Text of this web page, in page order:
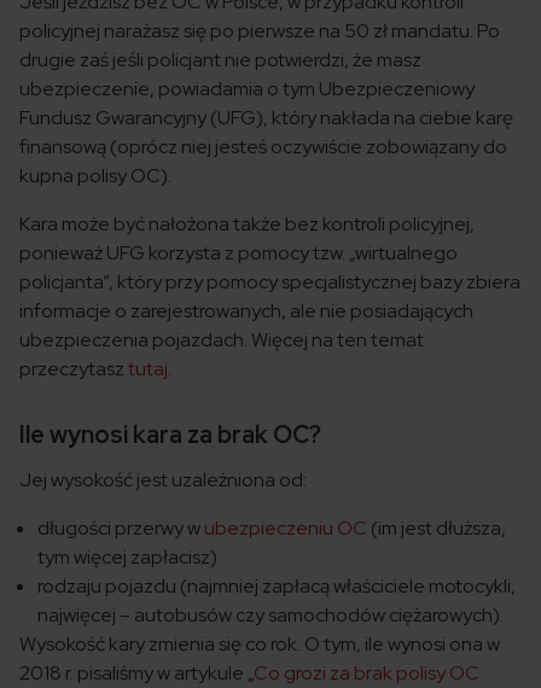
policyjnej narażasz się po pierwsze na 50 zł mandatu. Po
drugie zaś jeśli policjant nie potwierdzi, że masz
ubezpieczenie, powiadamia o tym Ubezpieczeniowy
Fundusz Gwarancyjny (UFG), który nakłada na ciebie karę
finansową (oprócz niej jesteś oczywiście zobowiązany do
kupna polisy OC).
Kara może być nałożona także bez kontroli policyjnej,
ponieważ UFG korzysta z pomocy tzw. „wirtualnego
policjanta”, który przy pomocy specjalistycznej bazy zbiera
informacje o zarejestrowanych, ale nie posiadających
ubezpieczenia pojazdach. Więcej na ten temat
przeczytasztutaj.
Ile wynosi kara za brak OC?
Jej wysokość jest uzależniona od:
długości przerwy wubezpieczeniu OC (im jest dłuższa,
tym więcej zapłacisz)
rodzaju pojazdu (najmniej zapłacą właściciele motocykli,
najwięcej – autobusów czy samochodów ciężarowych).
Wysokość kary zmienia się co rok. O tym, ile wynosi ona w
2018 r. pisaliśmy w artykule „Co grozi za brak polisy OC